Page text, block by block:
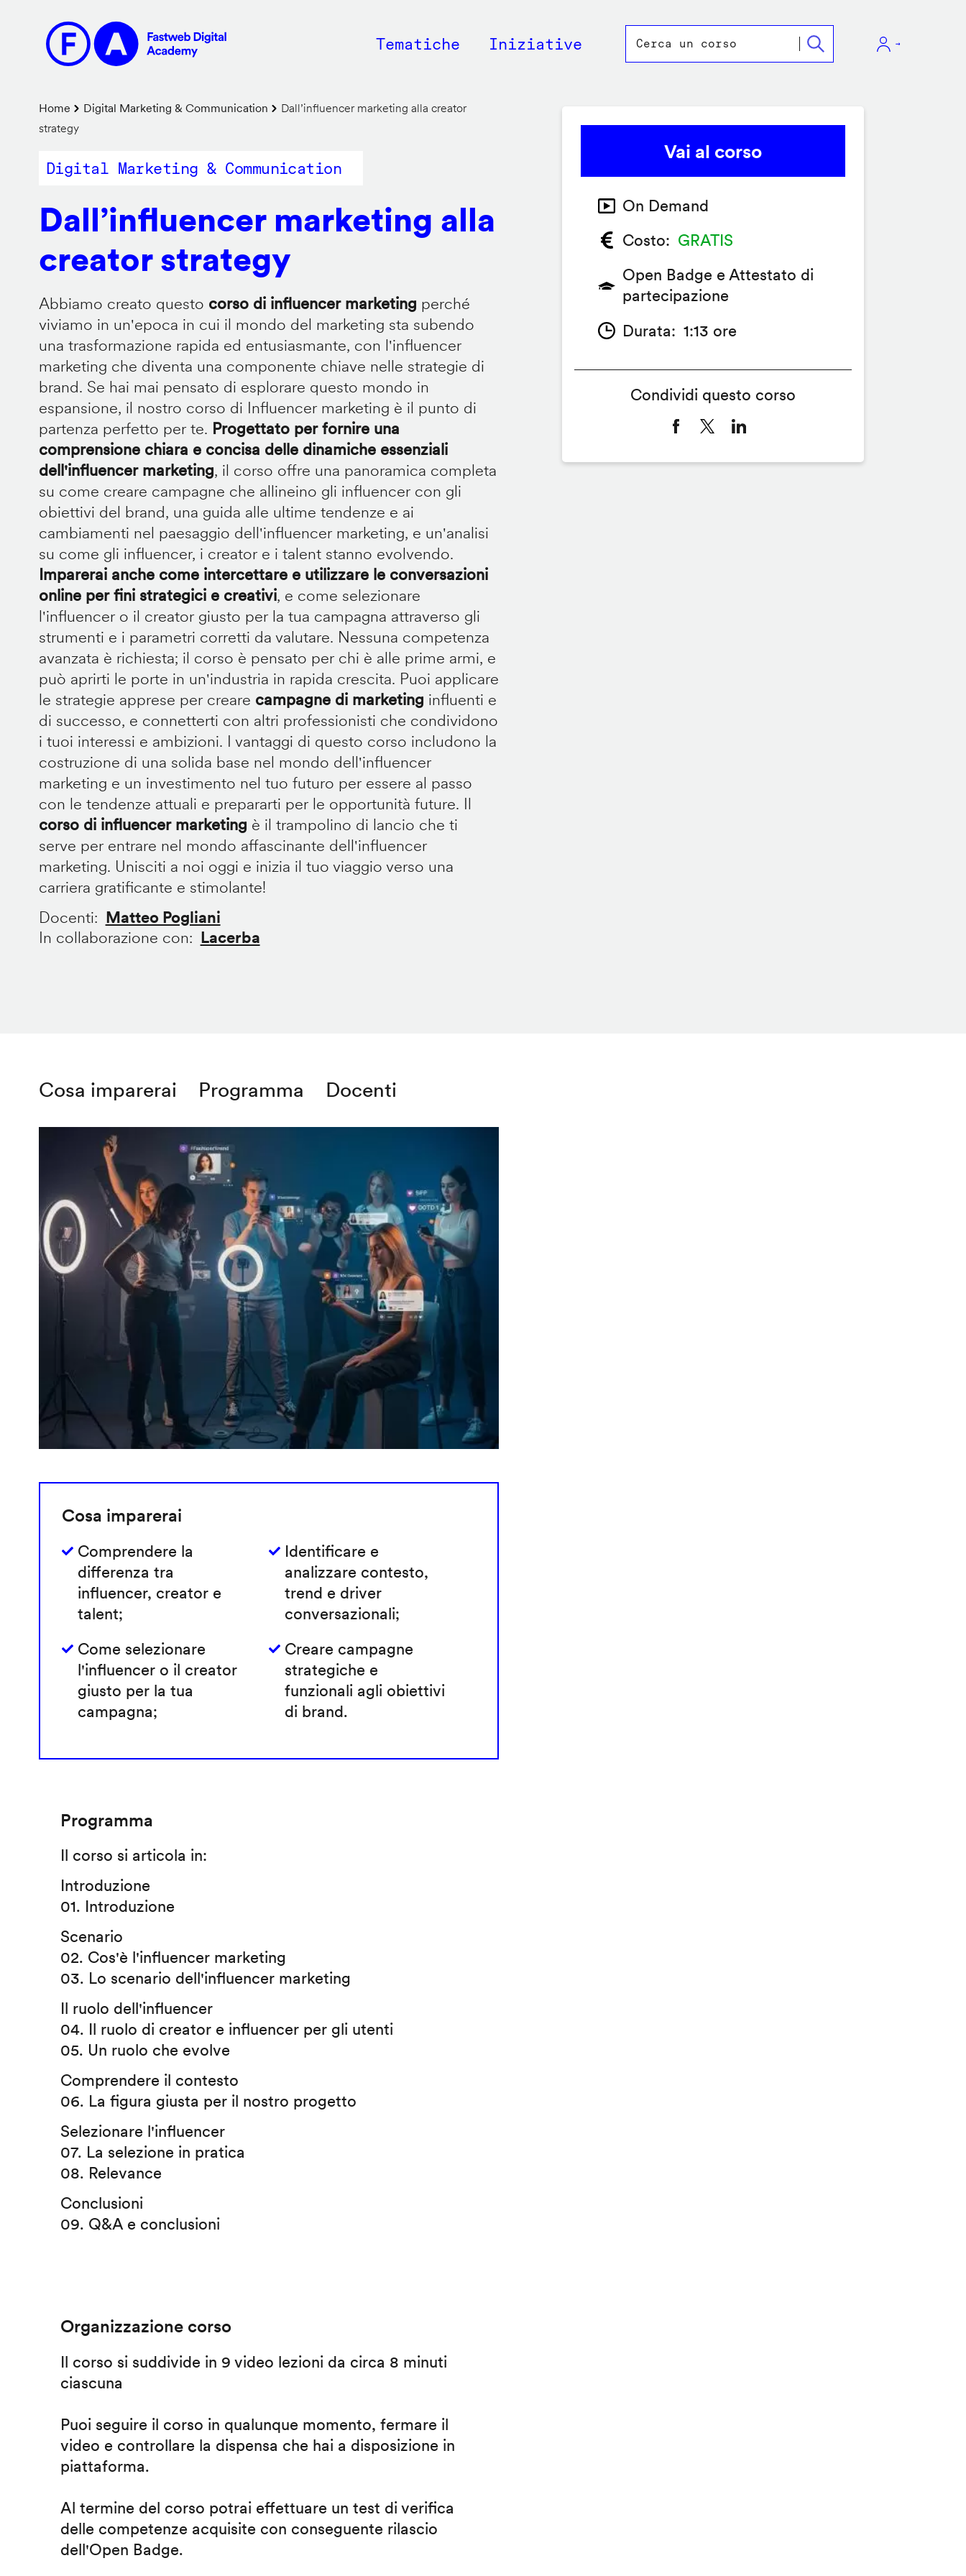
contenuto
principale
Main
Tematiche Iniziative
Briciole
di
pane
Home Digital Marketing & Communication
Dall’influencer marketing alla creator
strategy
Digital Marketing & Communication
Dall’influencer marketing alla
creator strategy
Abbiamo creato questo corso di influencer marketing perché
viviamo in un'epoca in cui il mondo del marketing sta subendo
una trasformazione rapida ed entusiasmante, con l'influencer
marketing che diventa una componente chiave nelle strategie di
brand. Se hai mai pensato di esplorare questo mondo in
espansione, il nostro corso di Influencer marketing è il punto di
partenza perfetto per te. Progettato per fornire una
comprensione chiara e concisa delle dinamiche essenziali
dell'influencer marketing, il corso offre una panoramica completa
su come creare campagne che allineino gli influencer con gli
obiettivi del brand, una guida alle ultime tendenze e ai
cambiamenti nel paesaggio dell'influencer marketing, e un'analisi
su come gli influencer, i creator e i talent stanno evolvendo.
Imparerai anche come intercettare e utilizzare le conversazioni
online per fini strategici e creativi, e come selezionare
l'influencer o il creator giusto per la tua campagna attraverso gli
strumenti e i parametri corretti da valutare. Nessuna competenza
avanzata è richiesta; il corso è pensato per chi è alle prime armi, e
può aprirti le porte in un'industria in rapida crescita. Puoi applicare
le strategie apprese per creare campagne di marketing influenti e
di successo, e connetterti con altri professionisti che condividono
i tuoi interessi e ambizioni. I vantaggi di questo corso includono la
costruzione di una solida base nel mondo dell'influencer
marketing e un investimento nel tuo futuro per essere al passo
con le tendenze attuali e prepararti per le opportunità future. Il
corso di influencer marketing è il trampolino di lancio che ti
serve per entrare nel mondo affascinante dell'influencer
marketing. Unisciti a noi oggi e inizia il tuo viaggio verso una
carriera gratificante e stimolante!
Docenti
Matteo Pogliani
In collaborazione con
Lacerba
Cosa imparerai Programma Docenti
Cosa imparerai
Comprendere la
differenza tra
influencer, creator e
talent;
Identificare e
analizzare contesto,
trend e driver
conversazionali;
Come selezionare
l'influencer o il creator
giusto per la tua
campagna;
Creare campagne
strategiche e
funzionali agli obiettivi
di brand.
Programma
Il corso si articola in:
Introduzione
01. Introduzione
Scenario
02. Cos'è l'influencer marketing
03. Lo scenario dell'influencer marketing
Il ruolo dell'influencer
04. Il ruolo di creator e influencer per gli utenti
05. Un ruolo che evolve
Comprendere il contesto
06. La figura giusta per il nostro progetto
Selezionare l'influencer
07. La selezione in pratica
08. Relevance
Conclusioni
09. Q&A e conclusioni
Organizzazione corso
Il corso si suddivide in 9 video lezioni da circa 8 minuti
ciascuna
Puoi seguire il corso in qualunque momento, fermare il
video e controllare la dispensa che hai a disposizione in
piattaforma.
Al termine del corso potrai effettuare un test di verifica
delle competenze acquisite con conseguente rilascio
dell'Open Badge.
Vai al corso
On Demand
Costo
GRATIS
Open Badge e Attestato di
partecipazione
Durata
1:13 ore
Condividi questo corso